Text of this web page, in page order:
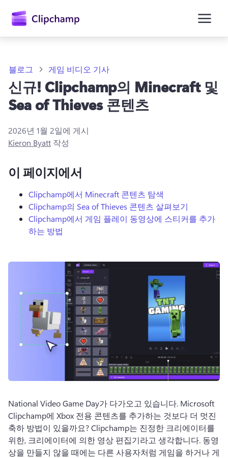
로
로그인
무료 체험하기
블로그 게임 비디오 기사
신규! Clipchamp의 Minecraft 및
Sea of Thieves 콘텐츠
2026년 1월 2일에 게시
Kieron Byatt 작성
이 페이지에서
Clipchamp에서 Minecraft 콘텐츠 탐색
Clipchamp의 Sea of Thieves 콘텐츠 살펴보기
Clipchamp에서 게임 플레이 동영상에 스티커를 추가
하는 방법
National Video Game Day가 다가오고 있습니다. Microsoft
Clipchamp에 Xbox 전용 콘텐츠를 추가하는 것보다 더 멋진
축하 방법이 있을까요? Clipchamp는 진정한 크리에이터를
위한, 크리에이터에 의한 영상 편집기라고 생각합니다. 동영
상을 만들지 않을 때에는 다른 사용자처럼 게임을 하거나 게